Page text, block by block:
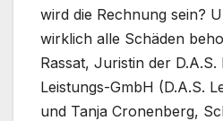
wird die Rechnung sein?
wirklich alle Schäden
Rassat, Juristin der D.A.S.
Leistungs-GmbH (D.A.S.
und Tanja Cronenberg,